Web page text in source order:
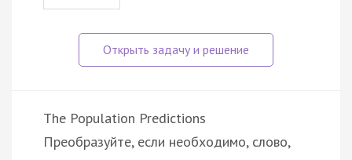
The Population Predictions
Преобразуйте, если необходимо, слово,